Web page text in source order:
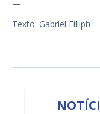
—
Texto: Gabriel Filliph